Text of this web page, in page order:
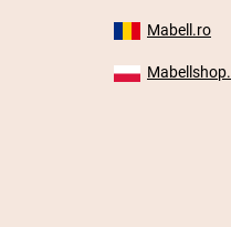
Mabell.ro